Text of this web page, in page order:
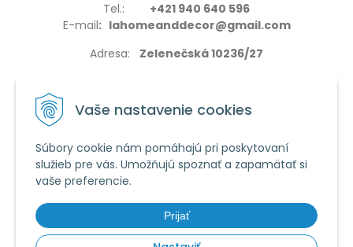
Vaše nastavenie cookies
Súbory cookie nám pomáhajú pri poskytovaní
služieb pre vás. Umožňujú spoznať a zapamätať si
vaše preferencie.
Prijať
Tel.: +421 940 640 596
E-mail: lahomeanddecor@gmail.com
Adresa: Zelenečská 10236/27
VŠETKO O NÁKUPE
Používanie cookies
Obchodné podmienky